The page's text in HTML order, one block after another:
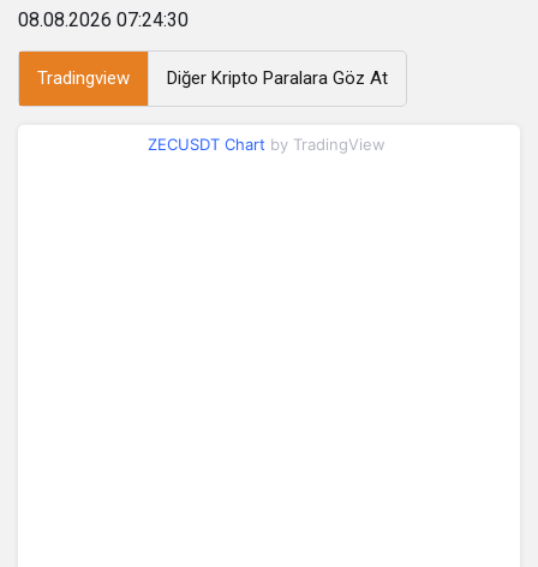
08.08.2026 07:24:30
Tradingview Diğer Kripto Paralara Göz At
ZECUSDT Chart by TradingView